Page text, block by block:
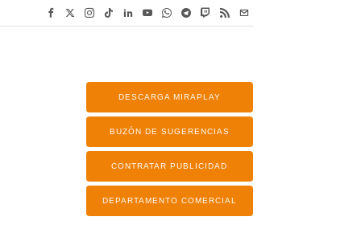
DESCARGA MIRAPLAY
BUZÓN DE SUGERENCIAS
CONTRATAR PUBLICIDAD
DEPARTAMENTO COMERCIAL